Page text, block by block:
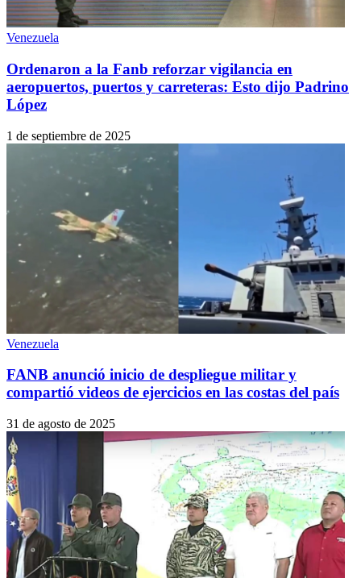
Venezuela
Ordenaron a la Fanb reforzar vigilancia en
aeropuertos, puertos y carreteras: Esto dijo Padrino
López
1 de septiembre de 2025
Venezuela
FANB anunció inicio de despliegue militar y
compartió videos de ejercicios en las costas del país
31 de agosto de 2025